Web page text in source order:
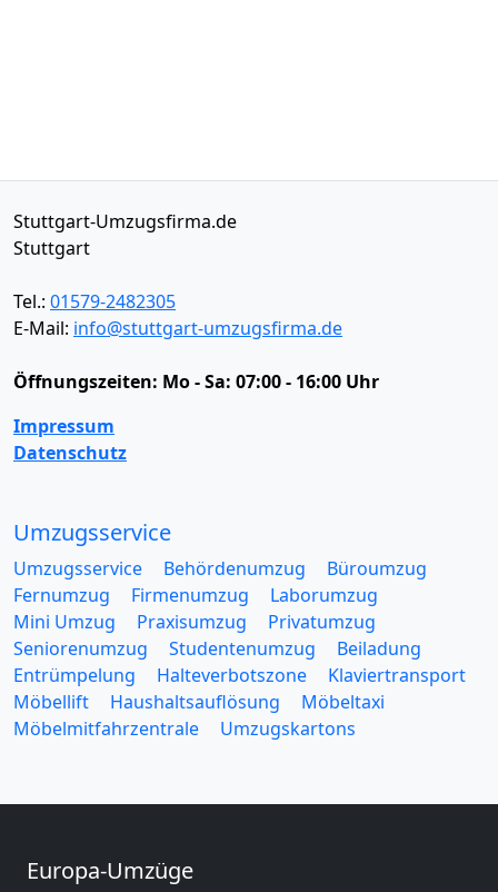
Stuttgart-Umzugsfirma.de
Stuttgart
Tel.: 01579-2482305
E-Mail: info@stuttgart-umzugsfirma.de
Öffnungszeiten: Mo - Sa: 07:00 - 16:00 Uhr
Impressum
Datenschutz
Umzugsservice
Umzugsservice Behördenumzug
Büroumzug
Fernumzug
Firmenumzug
Laborumzug
Mini Umzug
Praxisumzug
Privatumzug
Seniorenumzug
Studentenumzug
Beiladung
Entrümpelung
Halteverbotszone
Klaviertransport
Möbellift
Haushaltsauflösung
Möbeltaxi
Möbelmitfahrzentrale
Umzugskartons
Europa-Umzüge